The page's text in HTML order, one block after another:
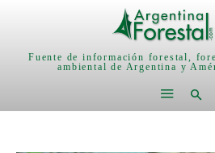
Fuente de información forestal,
ambiental de Argentina y